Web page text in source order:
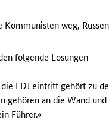
weg, Russen
folgende Losungen
FDJ eintritt gehört zu
gehören an die Wand und
Führer.«